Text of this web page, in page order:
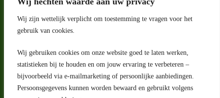
Wij zijn wettelijk verplicht om toestemming te vragen voor het
gebruik van cookies.
Wij gebruiken cookies om onze website goed te laten werken,
statistieken bij te houden en om jouw ervaring te verbeteren –
bijvoorbeeld via e-mailmarketing of persoonlijke aanbiedingen.
Persoonsgegevens kunnen worden bewaard en gebruikt volgens
Adres
Riga 4 E
2993 LW Barendrecht